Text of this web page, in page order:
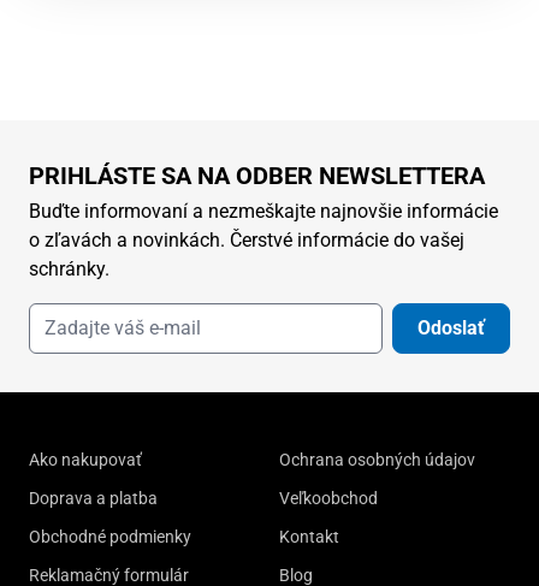
PRIHLÁSTE SA NA ODBER NEWSLETTERA
Buďte informovaní a nezmeškajte najnovšie informácie
o zľavách a novinkách. Čerstvé informácie do vašej
schránky.
Odoslať
Ako nakupovať
Doprava a platba
Obchodné podmienky
Reklamačný formulár
Ochrana osobných údajov
Veľkoobchod
Kontakt
Blog